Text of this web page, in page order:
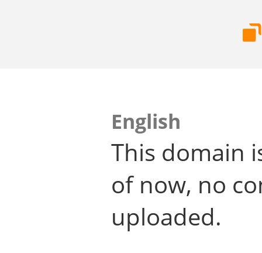
English
This domain
of now, no
uploaded.